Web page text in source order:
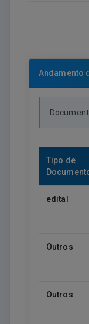
Andamento
Tipo de
edital
Outros
Outros